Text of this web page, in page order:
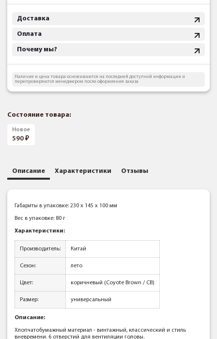
Доставка
Оплата
Почему мы?
Наличие и цена товара основываются на последней доступной информации и
перепроверяются менеджером после оформления заказа
Состояние товара:
Новое
590
Описание Характеристики Отзывы
Габариты в упаковке: 230 x 145 x 100 мм
Вес в упаковке: 80 г
Характеристики:
Производитель: Китай
Сезон: лето
Цвет: коричневый (Coyote Brown / CB)
Размер: универсальный
Описание:
Хлопчатобумажный материал - винтажный, классический и стиль
вневремени. 6 отверстий для вентиляции головы.